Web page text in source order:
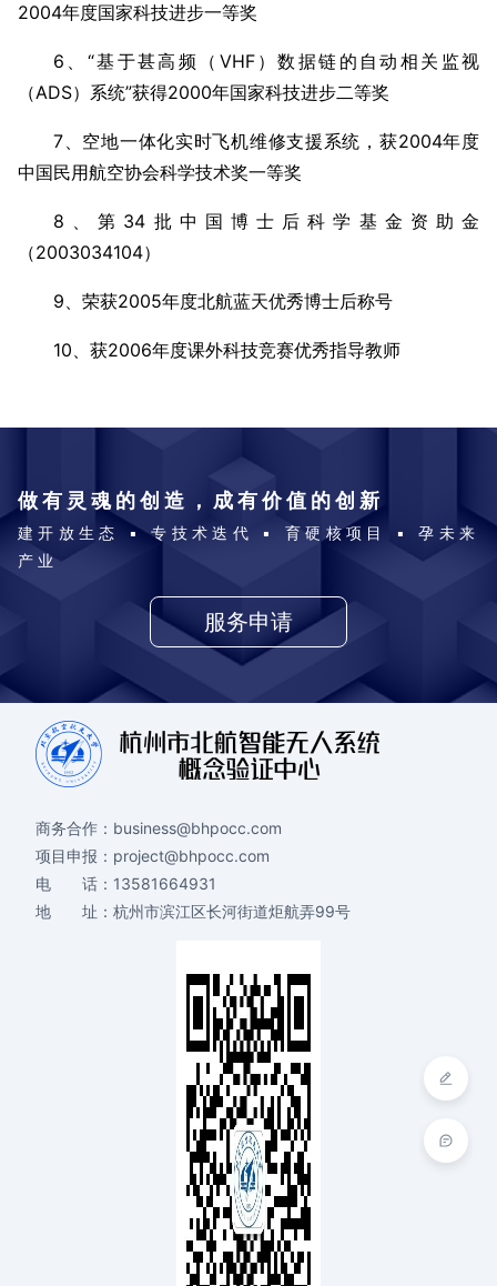
2004年度国家科技进步一等奖
6、“基于甚高频（VHF）数据链的自动相关监视
（ADS）系统”获得2000年国家科技进步二等奖
7、空地一体化实时飞机维修支援系统，获2004年度
中国民用航空协会科学技术奖一等奖
8、第34批中国博士后科学基金资助金
（2003034104）
9、荣获2005年度北航蓝天优秀博士后称号
10、获2006年度课外科技竞赛优秀指导教师
做有灵魂的创造，成有价值的创新
建开放生态 ▪ 专技术迭代 ▪ 育硬核项目 ▪ 孕未来
产业
服务申请
商务合作： business@bhpocc.com
项目申报： project@bhpocc.com
电 话： 13581664931
地 址： 杭州市滨江区长河街道炬航弄99号